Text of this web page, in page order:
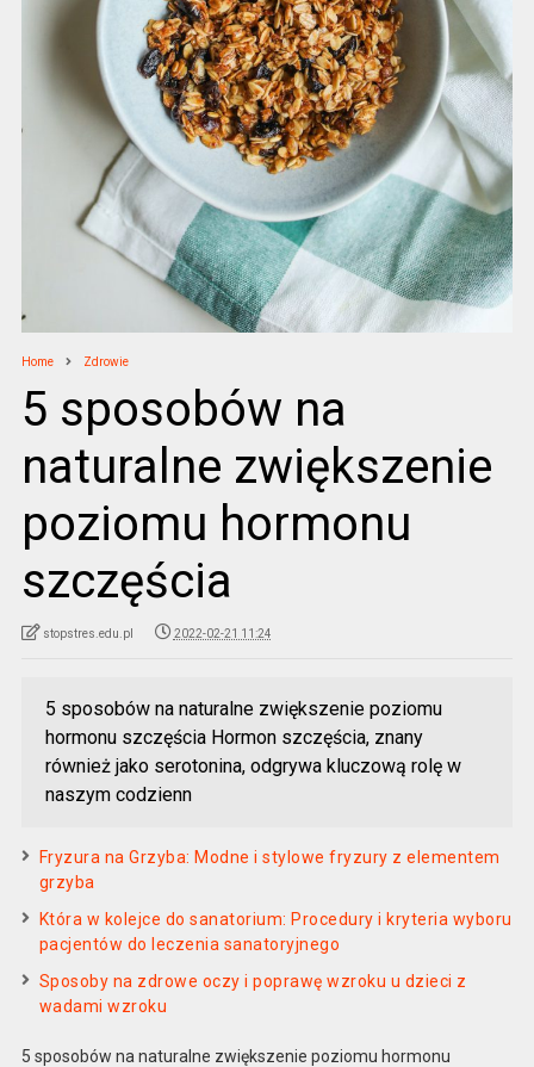
Home Zdrowie
5 sposobów na
naturalne zwiększenie
poziomu hormonu
szczęścia
stopstres.edu.pl 2022-02-21 11:24
5 sposobów na naturalne zwiększenie poziomu
hormonu szczęścia Hormon szczęścia, znany
również jako serotonina, odgrywa kluczową rolę w
naszym codzienn
Fryzura na Grzyba: Modne i stylowe fryzury z elementem
grzyba
Która w kolejce do sanatorium: Procedury i kryteria wyboru
pacjentów do leczenia sanatoryjnego
Sposoby na zdrowe oczy i poprawę wzroku u dzieci z
wadami wzroku
5 sposobów na naturalne zwiększenie poziomu hormonu